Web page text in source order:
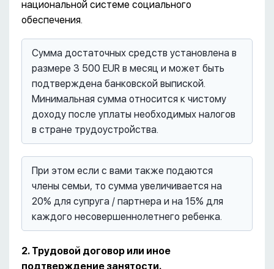
национальной системе социального
обеспечения.
Сумма достаточных средств установлена в
размере 3 500 EUR в месяц и может быть
подтверждена банковской выпиской.
Минимальная сумма относится к чистому
доходу после уплаты необходимых налогов
в стране трудоустройства.
При этом если с вами также подаются
члены семьи, то сумма увеличивается на
20% для супруга / партнера и на 15% для
каждого несовершеннолетнего ребенка.
2. Трудовой договор или иное
подтверждение занятости.